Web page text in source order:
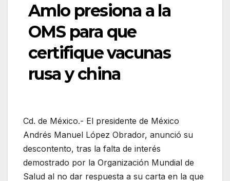
Amlo presiona a la
OMS para que
certifique vacunas
rusa y china
Cd. de México.- El presidente de México
Andrés Manuel López Obrador, anunció su
descontento, tras la falta de interés
demostrado por la Organización Mundial de
Salud al no dar respuesta a su carta en la que